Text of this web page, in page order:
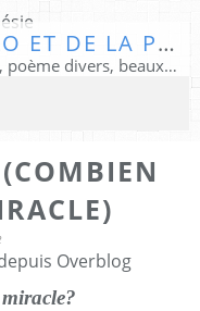
LE MONDE DE LA PHILO ET DE LA POÉSIE
Extraits de livres lus, poèmes perso, poème divers, beaux textes...
Overblog